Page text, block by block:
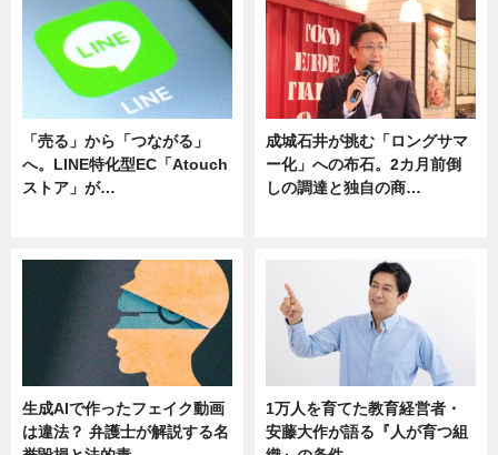
「売る」から「つながる」
へ。LINE特化型EC「Atouch
ストア」が…
成城石井が挑む「ロングサマ
ー化」への布石。2カ月前倒
しの調達と独自の商…
生成AIで作ったフェイク動画
は違法？ 弁護士が解説する名
1万人を育てた教育経営者・
安藤大作が語る『人が育つ組